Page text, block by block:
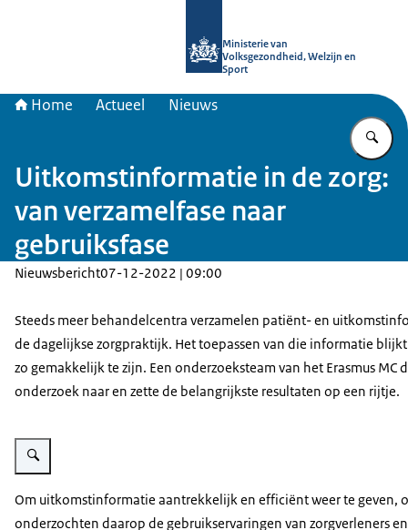
Ministerie van
Volksgezondheid, Welzijn en
Sport
Home Actueel Nieuws
Uitkomstinformatie in de zorg:
van verzamelfase naar
gebruiksfase
Nieuwsbericht07-12-2022 | 09:00
Steeds meer behandelcentra verzamelen patiënt- en
de dagelijkse zorgpraktijk. Het toepassen van die informatie
zo gemakkelijk te zijn. Een onderzoeksteam van het Erasmus MC
onderzoek naar en zette de belangrijkste resultaten op een rijtje.
Vergroot afbeelding Zorgprofessional laat informatie zien op tablet
Om uitkomstinformatie aantrekkelijk en efficiënt weer te geven,
onderzochten daarop de gebruikservaringen van zorgverleners